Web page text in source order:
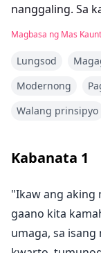
nanggaling. Sa
niya ang sining
kakaibang
rin mga
babae ang
Magbasa ng Mas
Lungsod
Modernong
Walang prinsipyo
Kabanata 1
"Ikaw ang aking
gaano kita
umaga, sa